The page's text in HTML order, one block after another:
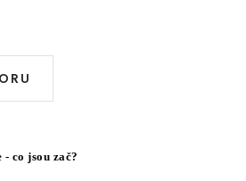
co jsou zač?